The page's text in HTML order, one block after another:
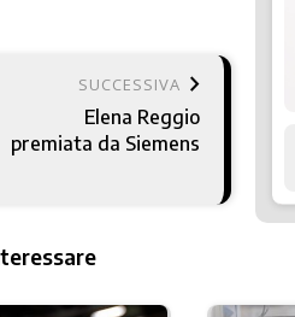
SUCCESSIVA keyboard_arrow_right
Elena Reggio
premiata da Siemens